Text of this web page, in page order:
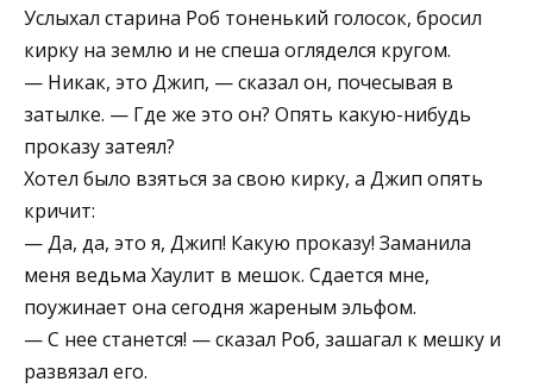
Услыхал старина Роб тоненький голосок, бросил
кирку на землю и не спеша огляделся кругом.
— Никак, это Джип, — сказал он, почесывая в
затылке. — Где же это он? Опять какую-нибудь
проказу затеял?
Хотел было взяться за свою кирку, а Джип опять
кричит:
— Да, да, это я, Джип! Какую проказу! Заманила
меня ведьма Хаулит в мешок. Сдается мне,
поужинает она сегодня жареным эльфом.
— С нее станется! — сказал Роб, зашагал к мешку и
развязал его.